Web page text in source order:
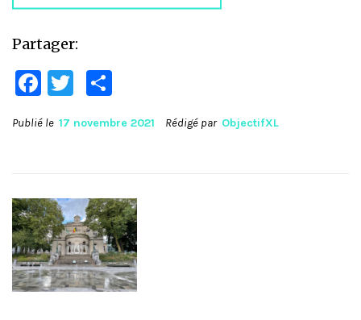
Partager:
Facebook
Twitter
Publié le 17 novembre 2021 Rédigé par ObjectifXL